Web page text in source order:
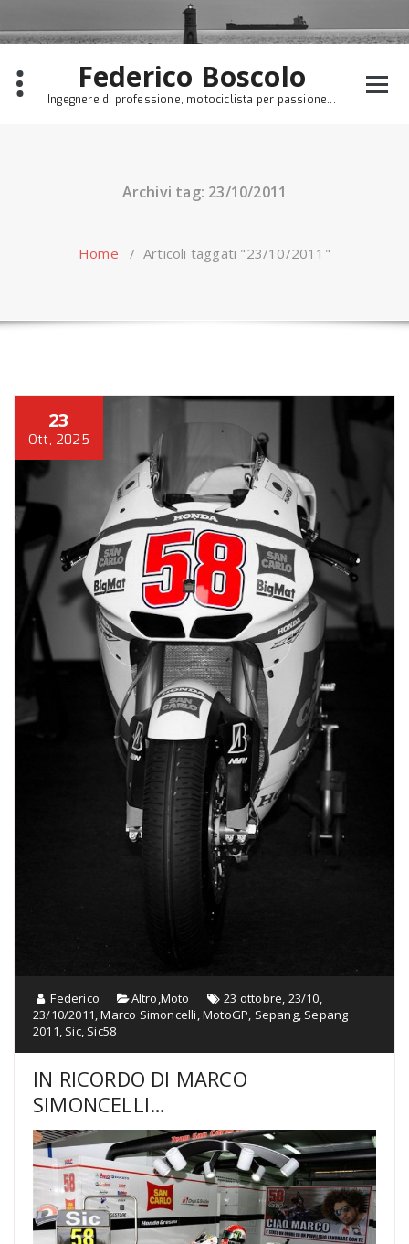
to
content
Federico Boscolo
Ingegnere di professione, motociclista per passione...
Archivi tag: 23/10/2011
Home /Articoli taggati "23/10/2011"
23
Ott, 2025
Federico Altro,Moto 23 ottobre, 23/10,
23/10/2011,Marco Simoncelli,MotoGP, Sepang, Sepang
2011, Sic, Sic58
IN RICORDO DI MARCO
SIMONCELLI…